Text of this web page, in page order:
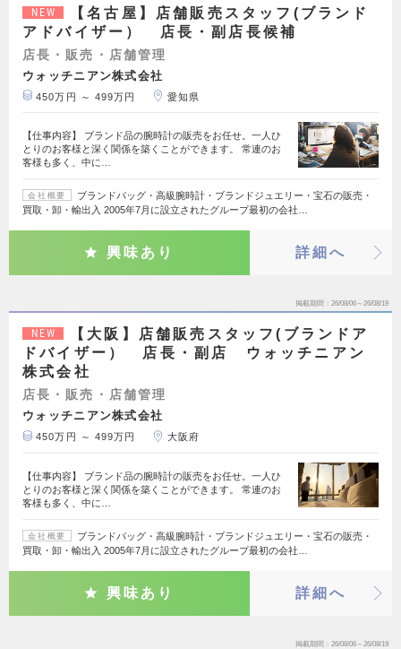
NEW
【名古屋】店舗販売スタッフ(ブランド
アドバイザー） 店長・副店長候補
店長・販売・店舗管理
ウォッチニアン株式会社
450万円 ～ 499万円 愛知県
【仕事内容】 ブランド品の腕時計の販売をお任せ。一人ひ
とりのお客様と深く関係を築くことができます。 常連のお
客様も多く、中に…
会社概要
ブランドバッグ・高級腕時計・ブランドジュエリー・宝石の販売・
買取・卸・輸出入 2005年7月に設立されたグループ最初の会社…
興味あり 詳細へ
掲載期間 26/08/06～26/08/19
NEW
【大阪】店舗販売スタッフ(ブランドア
ドバイザー） 店長・副店 ウォッチニアン
株式会社
店長・販売・店舗管理
ウォッチニアン株式会社
450万円 ～ 499万円 大阪府
【仕事内容】 ブランド品の腕時計の販売をお任せ。一人ひ
とりのお客様と深く関係を築くことができます。 常連のお
客様も多く、中に…
会社概要
ブランドバッグ・高級腕時計・ブランドジュエリー・宝石の販売・
買取・卸・輸出入 2005年7月に設立されたグループ最初の会社…
興味あり 詳細へ
掲載期間 26/08/06～26/08/19